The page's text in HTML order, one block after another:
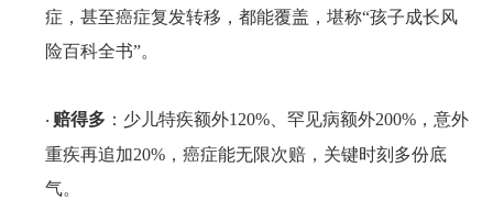
症，甚至癌症复发转移，都能覆盖，堪称“孩子成长风
险百科全书”。
· 赔得多：少儿特疾额外120%、罕见病额外200%，意外
重疾再追加20%，癌症能无限次赔，关键时刻多份底
气。